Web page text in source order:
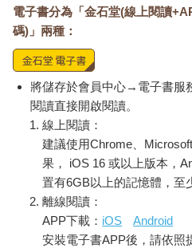
電子書分為「金石堂(線上閱讀
碼)」兩種：
將儲存於會員中心→電子書服
閱讀直接開啟閱讀。
線上閱讀：
建議使用Chrome、
果， iOS 16 或以上版本，
置有6GB以上的記憶體，至
離線閱讀：
APP下載： iOS
Android
安裝電子書APP後，請依